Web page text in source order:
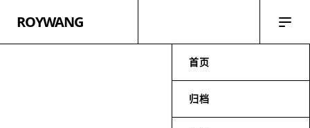
ROYWANG
首页
归档